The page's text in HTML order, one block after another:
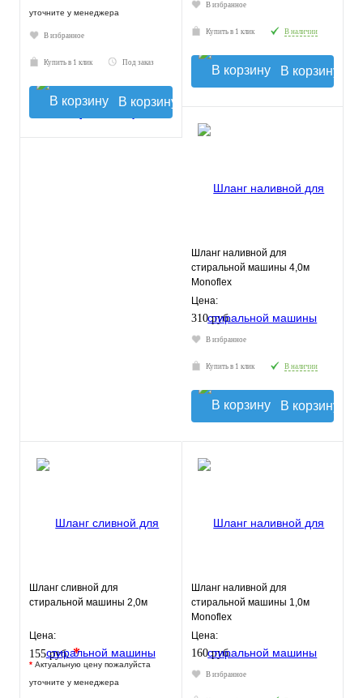
уточните у менеджера
В избранное
Купить в 1 клик Под заказ
В корзину
В избранное
Купить в 1 клик В наличии
В корзину
Шланг наливной для
стиральной машины 4,0м
Monoflex
Цена:
310 руб.
В избранное
Купить в 1 клик В наличии
В корзину
Шланг сливной для
стиральной машины 2,0м
Цена:
155 руб.*
* Актуальную цену пожалуйста
уточните у менеджера
Шланг наливной для
стиральной машины 1,0м
Monoflex
Цена:
160 руб.
В избранное